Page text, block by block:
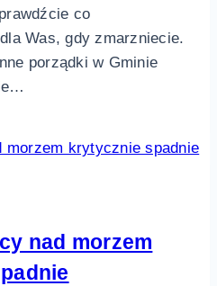
co
Was, gdy zmarzniecie.
porządki w Gminie
nad morzem